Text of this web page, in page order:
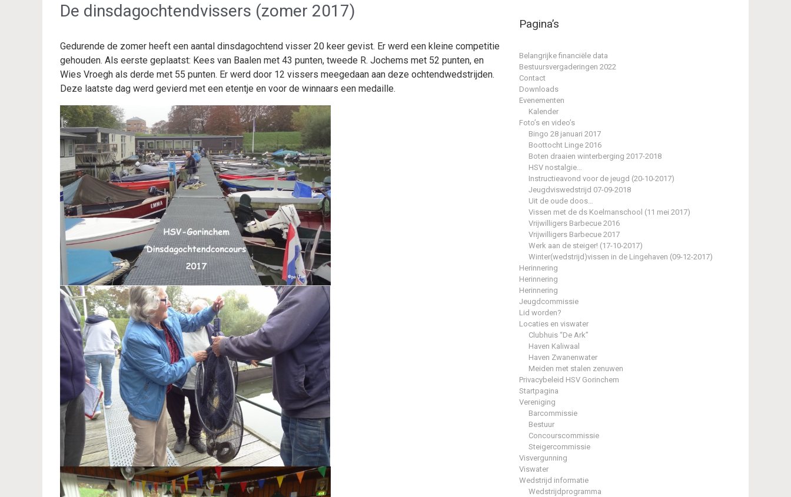
De dinsdagochtendvissers (zomer 2017)
Gedurende de zomer heeft een aantal dinsdagochtend visser 20 keer gevist. Er werd een kleine competitie
gehouden. Als eerste geplaatst: Kees van Baalen met 43 punten, tweede R. Jochems met 52 punten, en
Wies Vroegh als derde met 55 punten. Er werd door 12 vissers meegedaan aan deze ochtendwedstrijden.
Deze laatste dag werd gevierd met een etentje en voor de winnaars een medaille.
Pagina’s
Belangrijke financiële data
Bestuursvergaderingen 2022
Contact
Downloads
Evenementen
Kalender
Foto’s en video’s
Bingo 28 januari 2017
Boottocht Linge 2016
Boten draaien winterberging 2017-2018
HSV nostalgie…
Instructieavond voor de jeugd (20-10-2017)
Jeugdviswedstrijd 07-09-2018
Uit de oude doos…
Vissen met de ds Koelmanschool (11 mei 2017)
Vrijwilligers Barbecue 2016
Vrijwilligers Barbecue 2017
Werk aan de steiger! (17-10-2017)
Winter(wedstrijd)vissen in de Lingehaven (09-12-2017)
Herinnering
Herinnering
Herinnering
Jeugdcommissie
Lid worden?
Locaties en viswater
Clubhuis “De Ark”
Haven Kaliwaal
Haven Zwanenwater
Meiden met stalen zenuwen
Privacybeleid HSV Gorinchem
Startpagina
Vereniging
Barcommissie
Bestuur
Concourscommissie
Steigercommissie
Visvergunning
Viswater
Wedstrijd informatie
Wedstrijdprogramma